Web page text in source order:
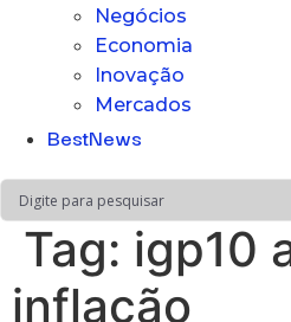
Negócios
Economia
Inovação
Mercados
BestNews
Tag: igp10
inflação